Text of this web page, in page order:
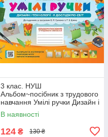
3 клас. НУШ
Альбом~посібник з трудового
навчання Умілі ручки Дизайн і
технології Я досліджую світ
(А. А.
В наявності
124 ₴ 130 ₴